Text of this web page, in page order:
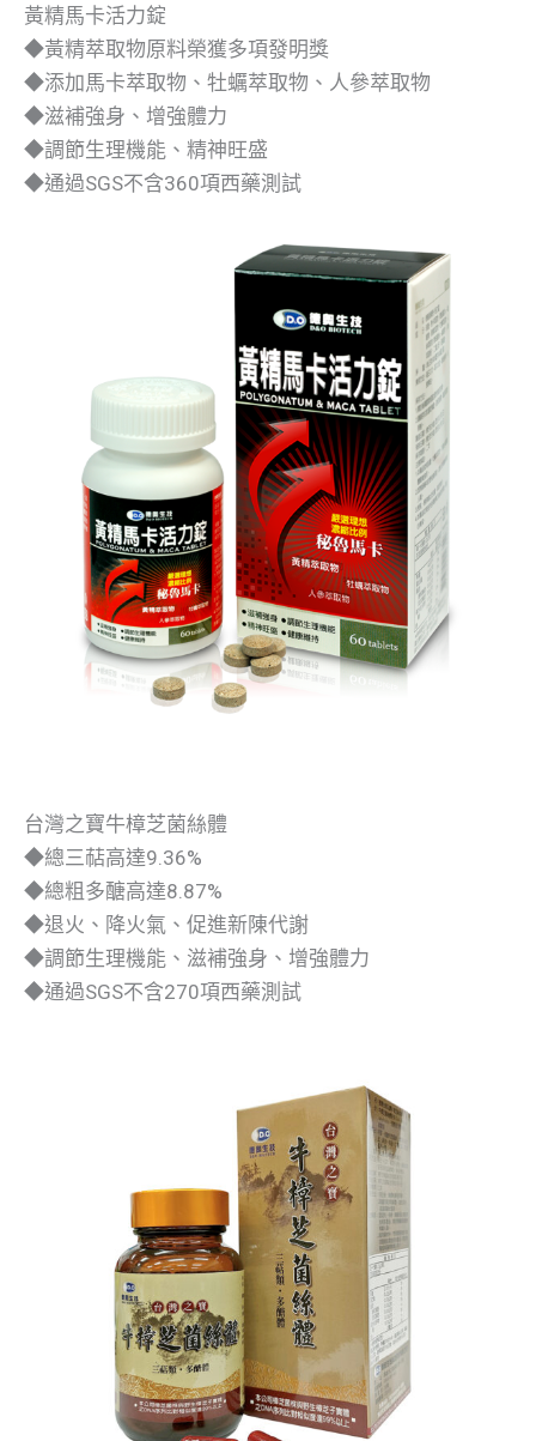
黃精馬卡活力錠
◆黃精萃取物原料榮獲多項發明獎
◆添加馬卡萃取物、牡蠣萃取物、人參萃取物
◆滋補強身、增強體力
◆調節生理機能、精神旺盛
◆通過SGS不含360項西藥測試
台灣之寶牛樟芝菌絲體
◆總三萜高達9.36%
◆總粗多醣高達8.87%
◆退火、降火氣、促進新陳代謝
◆調節生理機能、滋補強身、增強體力
◆通過SGS不含270項西藥測試